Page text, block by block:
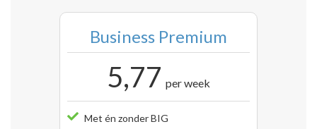
Business Premium
5,77 per week
Met én zonder BIG